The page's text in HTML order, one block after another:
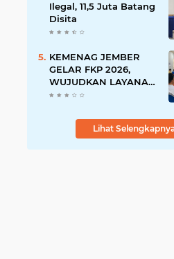
Ilegal, 11,5 Juta Batang
Disita
KEMENAG JEMBER
GELAR FKP 2026,
WUJUDKAN LAYANAN
BERSINAR DAN
Lihat